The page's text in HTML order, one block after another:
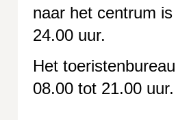
naar het centrum
24.00 uur.
Het
08.00 tot 21.00 uur.